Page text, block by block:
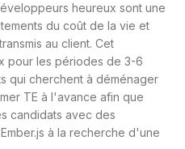
heureux sont une
du coût de la vie et
au client. Cet
pour les périodes de 3-6
qui cherchent à déménager
TE à l'avance afin que
candidats avec des
à la recherche d'une